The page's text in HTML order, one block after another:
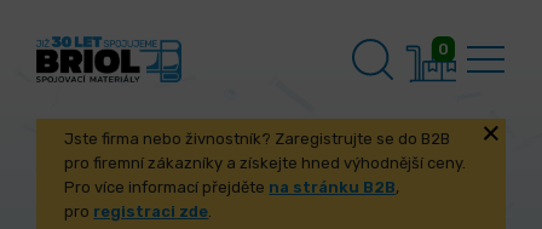
0
Jste firma nebo živnostník? Zaregistrujte se do B2B
pro firemní zákazníky a získejte hned výhodnější ceny.
Pro více informací přejděte na stránku B2B,
pro registraci zde.